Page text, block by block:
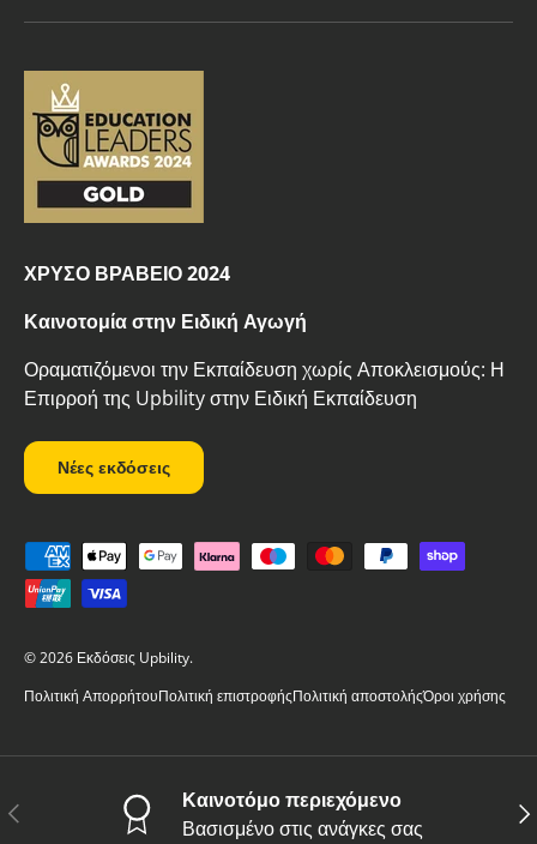
ΧΡΥΣΟ ΒΡΑΒΕΙΟ 2024
Καινοτομία στην Ειδική Αγωγή
Οραματιζόμενοι την Εκπαίδευση χωρίς Αποκλεισμούς: Η
Επιρροή της Upbility στην Ειδική Εκπαίδευση
Νέες εκδόσεις
Δεκτοί τρόποι πληρωμής
© 2026 Εκδόσεις Upbility.
Πολιτική ΑπορρήτουΠολιτική επιστροφήςΠολιτική αποστολήςΌροι χρήσης
Προηγούμενο
Καινοτόμο περιεχόμενο
Βασισμένο στις ανάγκες σας